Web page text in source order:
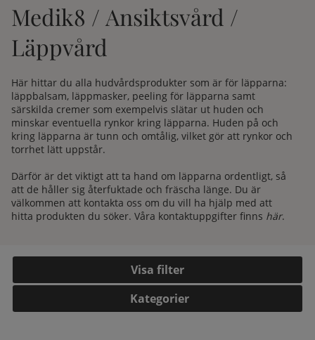
Medik8 / Ansiktsvård /
Läppvård
Här hittar du alla hudvårdsprodukter som är för läpparna:
läppbalsam, läppmasker, peeling för läpparna samt
särskilda cremer som exempelvis slätar ut huden och
minskar eventuella rynkor kring läpparna. Huden på och
kring läpparna är tunn och omtålig, vilket gör att rynkor och
torrhet lätt uppstår.
Därför är det viktigt att ta hand om läpparna ordentligt, så
att de håller sig återfuktade och fräscha länge. Du är
välkommen att kontakta oss om du vill ha hjälp med att
hitta produkten du söker. Våra kontaktuppgifter finns här.
Filtrera
Kategorier